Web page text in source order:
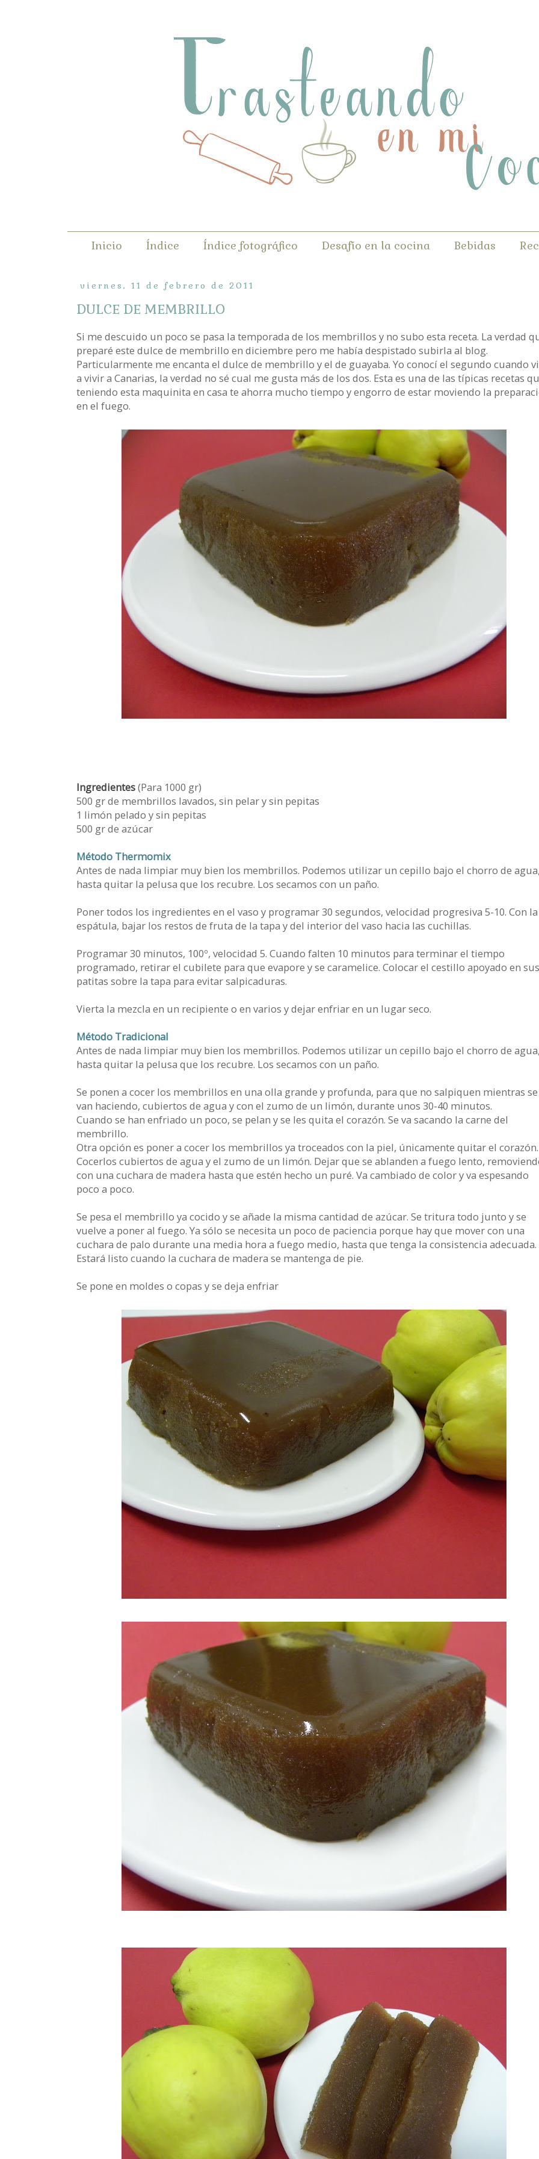
Inicio Índice Índice fotográfico Desafío en la cocina Bebidas
viernes, 11 de febrero de 2011
DULCE DE MEMBRILLO
Si me descuido un poco se pasa la temporada de los membrillos y no subo esta receta. La verdad
preparé este dulce de membrillo en diciembre pero me había despistado subirla al blog.
Particularmente me encanta el dulce de membrillo y el de guayaba. Yo conocí el segundo cuando
a vivir a Canarias, la verdad no sé cual me gusta más de los dos. Esta es una de las típicas recetas
teniendo esta maquinita en casa te ahorra mucho tiempo y engorro de estar moviendo la
en el fuego.
Ingredientes(Para 1000 gr)
500 gr de membrillos lavados, sin pelar y sin pepitas
1 limón pelado y sin pepitas
500 gr de azúcar
Método Thermomix
Antes de nada limpiar muy bien los membrillos. Podemos utilizar un cepillo bajo el chorro de
hasta quitar la pelusa que los recubre. Los secamos con un paño.
Poner todos los ingredientes en el vaso y programar 30 segundos, velocidad progresiva 5-10. Con la
espátula, bajar los restos de fruta de la tapa y del interior del vaso hacia las cuchillas.
Programar 30 minutos, 100º, velocidad 5. Cuando falten 10 minutos para terminar el tiempo
programado, retirar el cubilete para que evapore y se caramelice. Colocar el cestillo apoyado en
patitas sobre la tapa para evitar salpicaduras.
Vierta la mezcla en un recipiente o en varios y dejar enfriar en un lugar seco.
Método Tradicional
Antes de nada limpiar muy bien los membrillos. Podemos utilizar un cepillo bajo el chorro de
hasta quitar la pelusa que los recubre. Los secamos con un paño.
Se ponen a cocer los membrillos en una olla grande y profunda, para que no salpiquen mientras se
van haciendo, cubiertos de agua y con el zumo de un limón, durante unos 30-40 minutos.
Cuando se han enfriado un poco, se pelan y se les quita el corazón. Se va sacando la carne del
membrillo.
Otra opción es poner a cocer los membrillos ya troceados con la piel, únicamente quitar el corazón.
Cocerlos cubiertos de agua y el zumo de un limón. Dejar que se ablanden a fuego lento,
con una cuchara de madera hasta que estén hecho un puré. Va cambiado de color y va espesando
poco a poco.
Se pesa el membrillo ya cocido y se añade la misma cantidad de azúcar. Se tritura todo junto y se
vuelve a poner al fuego. Ya sólo se necesita un poco de paciencia porque hay que mover con una
cuchara de palo durante una media hora a fuego medio, hasta que tenga la consistencia adecuada.
Estará listo cuando la cuchara de madera se mantenga de pie.
Se pone en moldes o copas y se deja enfriar